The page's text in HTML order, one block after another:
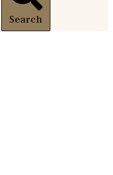
Search